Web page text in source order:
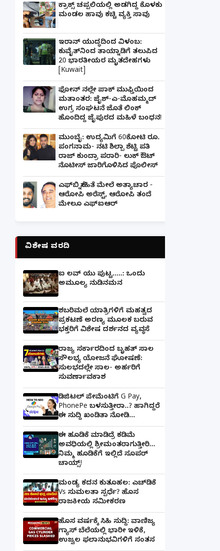
ಕ್ರಾಕ್ಸ್ ಚಪ್ಪಲಿಯಲ್ಲಿ ಅಡಗಿದ್ದ ಕೊಳಕು
ಮಂಡಲ ಹಾವು ಕಚ್ಚಿ ವ್ಯಕ್ತಿ ಸಾವು
ಇರಾನ್ ಯುದ್ಧದಿಂದ ವಿಳಂಬ:
ಕುವೈತ್‌ನಿಂದ ತಾಯ್ನಾಡಿಗೆ ತಲುಪಿದ
20 ಭಾರತೀಯರ ಮೃತದೇಹಗಳು
[Kuwait]
ಫೋನ್ ನಲ್ಲೇ ಪಾಕ್ ಮುಫ್ತಿಯಿಂದ
ಮತಾಂತರ: ಜೈಶ್-ಎ-ಮೊಹಮ್ಮದ್
ಉಗ್ರ ಸಂಘಟನೆ ಜೊತೆ ಲಿಂಕ್
ಹೊಂದಿದ್ದ ಜೈಪುರದ ಮಹಿಳೆ ಬಂಧನ!
ಮುಂಬೈ: ಉದ್ಯಮಿಗೆ 60ಕೋಟಿ ರೂ.
ಪಂಗನಾಮ- ನಟಿ ಶಿಲ್ಪಾ ಶೆಟ್ಟಿ ಪತಿ
ರಾಜ್ ಕುಂದ್ರಾ ಪರಾರಿ- ಲುಕ್ ಔಟ್
ನೊಟೀಸ್ ಜಾರಿಗೊಳಿಸಿದ ಪೊಲೀಸ್
ಎಫ್‌ಬಿ ಸ್ನೇಹಿತೆ ಮೇಲೆ ಅತ್ಯಾಚಾರ -
ಆರೋಪಿ ಅರೆಸ್ಟ್, ಆರೋಪಿ ತಂದೆ
ಮೇಲೂ ಎಫ್ಐಆರ್
ವಿಶೇಷ ವರದಿ
ಐ ಲವ್ ಯು ಪುಟ್ಟ.....: ಒಂದು
ಅಮೂಲ್ಯ ನುಡಿನಮನ
ಶಬರಿಮಲೆ ಯಾತ್ರಿಗಳಿಗೆ ಮಹತ್ವದ
ಪ್ರಕಟಣೆ ಅರಣ್ಯ ಮೂಲಕ ಬರುವ
ಭಕ್ತರಿಗೆ ವಿಶೇಷ ದರ್ಶನದ ವ್ಯವಸ್ಥೆ
ರಾಜ್ಯ ಸರ್ಕಾರದಿಂದ ಬೃಹತ್ ಸಾಲ
ಸೌಲಭ್ಯ ಯೋಜನೆ ಘೋಷಣೆ:
ಸುಲಭದಲ್ಲೇ ಸಾಲ- ಅರ್ಹರಿಗೆ
ಸುವರ್ಣಾವಕಾಶ
ಡಿಜಿಟಲ್ ಪೇಮೆಂಟಿಗೆ G Pay,
PhonePe ಬಳಸುತ್ತೀರಾ..? ಹಾಗಿದ್ದರೆ
ಈ ಸುದ್ದಿ ಖಂಡಿತಾ ನೋಡಿ...
ಈ ಹೂಡಿಕೆ ಮಾಡಿದ್ರೆ ಕಡಿಮೆ
ಅವಧಿಯಲ್ಲಿ ಶ್ರೀಮಂತರಾಗುತ್ತೀರಿ...
ನಿಮ್ಮ ಹೂಡಿಕೆಗೆ ಇಲ್ಲಿದೆ ಸೂಪರ್
ಚಾಯ್ಸ್‌!
ಮಂಡ್ಯ ಕದನ ಕುತೂಹಲ: ಎಚ್‌ಡಿಕೆ
Vs ಸುಮಲತಾ ಸ್ಪರ್ಧೆ? ಹೊಸ
ರಾಜಕೀಯ ಸಮೀಕರಣ
ಹೊಸ ವರ್ಷಕ್ಕೆ ಸಿಹಿ ಸುದ್ದಿ: ವಾಣಿಜ್ಯ
ಗ್ಯಾಸ್‌ ಬೆಲೆಯಲ್ಲಿ ಭಾರೀ ಇಳಿಕೆ,
ಉಜ್ವಲ ಫಲಾನುಭವಿಗಳಿಗೆ ಸಂತಸ